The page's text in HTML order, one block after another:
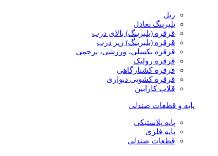
ریل
بلبرینگ تعادل
قرقره (بلبرینگ) بالای درب
قرقره (بلبرینگ) زیر درب
قرقره بکسلی، ورزشی، پرچمی
قرقره رولیک
قرقره کشتارگاهی
قرقره کشویی دیواری
قلاب کارابین
پایه و قطعات صندلی
پایه پلاستیکی
پایه فلزی
قطعات صندلی